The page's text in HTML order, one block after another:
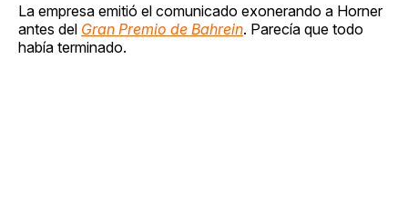
La empresa emitió el comunicado exonerando a Horner
antes del Gran Premio de Bahrein. Parecía que todo
había terminado.